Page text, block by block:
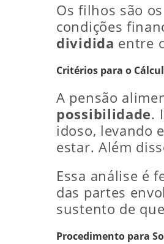
Os filhos são
condições
dividida entre
Critérios para o
A pensão
possibilidade.
idoso, levando
estar. Além
Essa análise é
das partes
sustento de
Procedimento para